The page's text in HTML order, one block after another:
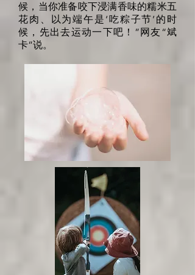
候，当你准备咬下浸满香味的糯米五
花肉、以为端午是‘吃粽子节’的时
候，先出去运动一下吧！”网友“斌
卡”说。